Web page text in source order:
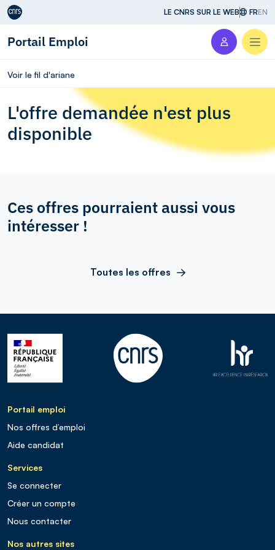
Aller au contenu LE CNRS SUR LE WEB FREN
Portail Emploi
Voir le fil d'ariane
L'offre demandée n'est plus
disponible
Ces offres pourraient aussi vous
intéresser !
Toutes les offres
Portail emploi
Nos offres d’emploi
Aide candidat
Services
Se connecter
Créer un compte
Nous contacter
Nos autres sites